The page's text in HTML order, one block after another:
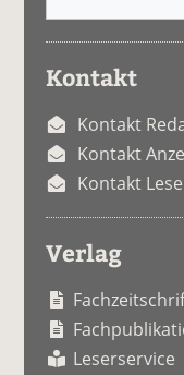
Kontakt
Kontakt
Kontakt
Kontakt
Verlag
Leserservice